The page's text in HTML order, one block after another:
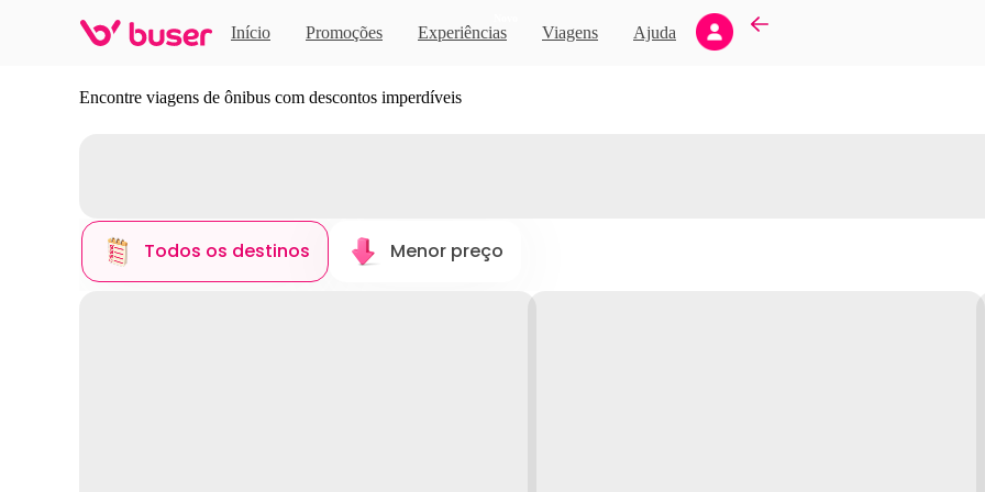
Início Promoções Experiências Viagens Ajuda
Descubra novos destinos
Encontre viagens de ônibus com descontos imperdíveis
Todos os destinos Menor preço